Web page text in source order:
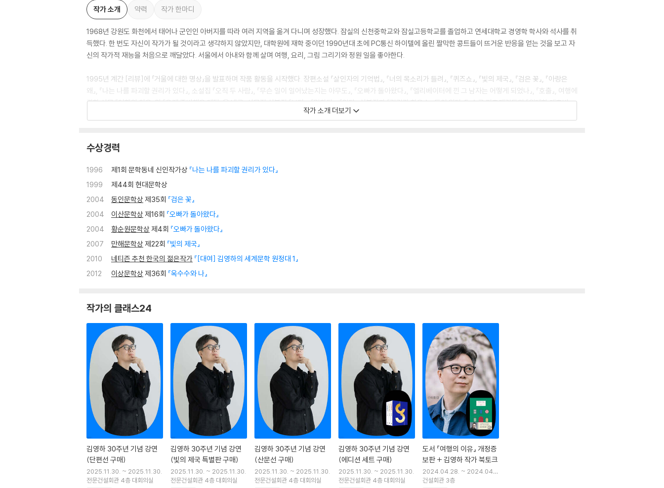
작가 소개 약력 작가 한마디
1968년 강원도 화천에서 태어나 군인인 아버지를 따라 여러 지역을 옮겨 다니며 성장했다. 잠실의 신천중학교와 잠실고등학교를 졸업하고 연세대학교 경영학 학사와 석사를 취
득했다. 한 번도 자신이 작가가 될 것이라고 생각하지 않았지만, 대학원에 재학 중이던 1990년대 초에 PC통신 하이텔에 올린 짤막한 콩트들이 뜨거운 반응을 얻는 것을 보고 자
신의 작가적 재능을 처음으로 깨달았다. 서울에서 아내와 함께 살며 여행, 요리, 그림 그리기와 정원 일을 좋아한다.
1995년 계간 [리뷰]에 「거울에 대한 명상」을 발표하며 작품 활동을 시작했다. 장편소설 『살인자의 기억법』, 『너의 목소리가 들려』, 『퀴즈쇼』, 『빛의 제국』, 『검은 꽃』, 『아랑은
왜』, 『나는 나를 파괴할 권리가 있다』, 소설집 『오직 두 사람』, 『무슨 일이 일어났는지는 아무도』, 『오빠가 돌아왔다』, 『엘리베이터에 낀 그 남자는 어떻게 되었나』, 『호출』, 여행에
관한 산문 『여행의 이유』와 『오래 준비해온 대답』을 냈고, 산문집 삼부작 『보다』, 『말하다』, 『읽다』 삼부작과 『랄랄라 하우스』 등이 있다. F. 스콧 피츠제럴드의 『위대한 개츠비』
를 번역했다. 문학동네작가상 동인문학상 황순원문학상 만해문학상 현대문학상 이상문학상 김유정문학상 등을 수상했다. 그의 작품들은 현재 미국 프랑스 독일 일본 이탈리아
작가 소개 더보기
수상경력
1996 제1회 문학동네 신인작가상 『나는 나를 파괴할 권리가 있다』
1999
제44회 현대문학상
2004
동인문학상 제35회 『검은 꽃』
2004
이산문학상 제16회 『오빠가 돌아왔다』
2004
황순원문학상 제4회 『오빠가 돌아왔다』
2007
만해문학상 제22회 『빛의 제국』
2010
네티즌 추천 한국의 젊은작가 『[대여] 김영하의 세계문학 원정대 1』
2012
이상문학상 제36회 『옥수수와 나』
작가의 클래스24
김영하 30주년 기념 강연
(단편선 구매)
2025.11.30. ~ 2025.11.30.
전문건설회관 4층 대회의실
김영하 30주년 기념 강연
(빛의 제국 특별판 구매)
2025.11.30. ~ 2025.11.30.
전문건설회관 4층 대회의실
김영하 30주년 기념 강연
(산문선 구매)
2025.11.30. ~ 2025.11.30.
전문건설회관 4층 대회의실
김영하 30주년 기념 강연
(에디션 세트 구매)
2025.11.30. ~ 2025.11.30.
전문건설회관 4층 대회의실
도서 『여행의 이유』 개정증
보판 + 김영하 작가 북토크
2024.04.28. ~ 2024.04.2
8.
건설회관 3층